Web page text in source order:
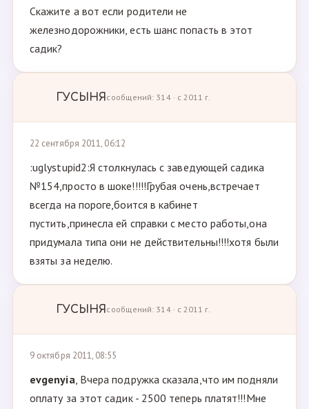
Скажите а вот если родители не
железнодорожники, есть шанс попасть в этот
садик?
ГУСЫНЯсообщений: 314 · с 2011 г.
22 сентября 2011, 06:12
:uglystupid2:Я столкнулась с заведующей садика
№154,просто в шоке!!!!!Грубая очень,встречает
всегда на пороге,боится в кабинет
пустить,принесла ей справки с место работы,она
придумала типа они не действительны!!!!хотя были
взяты за неделю.
ГУСЫНЯсообщений: 314 · с 2011 г.
9 октября 2011, 08:55
evgenyia, Вчера подружка сказала,что им подняли
оплату за этот садик - 2500 теперь платят!!!Мне